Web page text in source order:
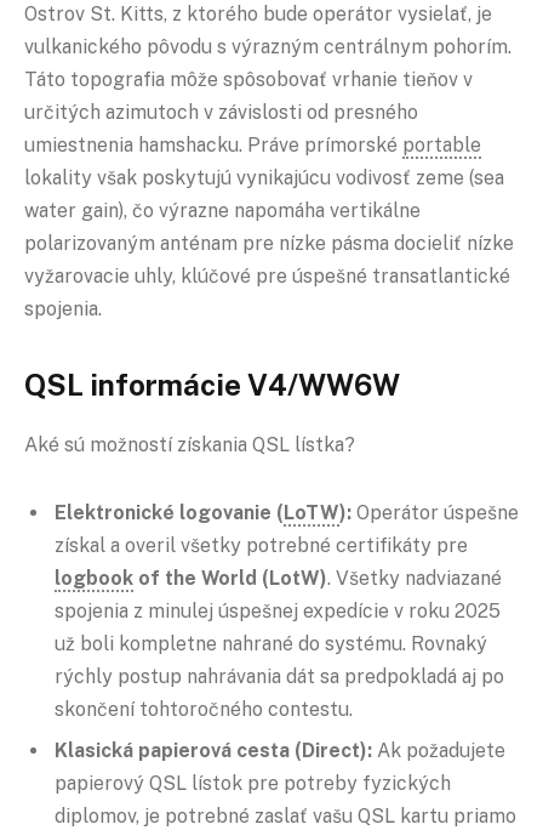
Ostrov St. Kitts, z ktorého bude operátor vysielať, je
vulkanického pôvodu s výrazným centrálnym pohorím.
Táto topografia môže spôsobovať vrhanie tieňov v
určitých azimutoch v závislosti od presného
umiestnenia hamshacku. Práve prímorské portable
lokality však poskytujú vynikajúcu vodivosť zeme (sea
water gain), čo výrazne napomáha vertikálne
polarizovaným anténam pre nízke pásma docieliť nízke
vyžarovacie uhly, klúčové pre úspešné transatlantické
spojenia.
QSL informácie V4/WW6W
Aké sú možností získania QSL lístka?
Elektronické logovanie (LoTW): Operátor úspešne
získal a overil všetky potrebné certifikáty pre
logbook of the World (LotW). Všetky nadviazané
spojenia z minulej úspešnej expedície v roku 2025
už boli kompletne nahrané do systému. Rovnaký
rýchly postup nahrávania dát sa predpokladá aj po
skončení tohtoročného contestu.
Klasická papierová cesta (Direct): Ak požadujete
papierový QSL lístok pre potreby fyzických
diplomov, je potrebné zaslať vašu QSL kartu priamo